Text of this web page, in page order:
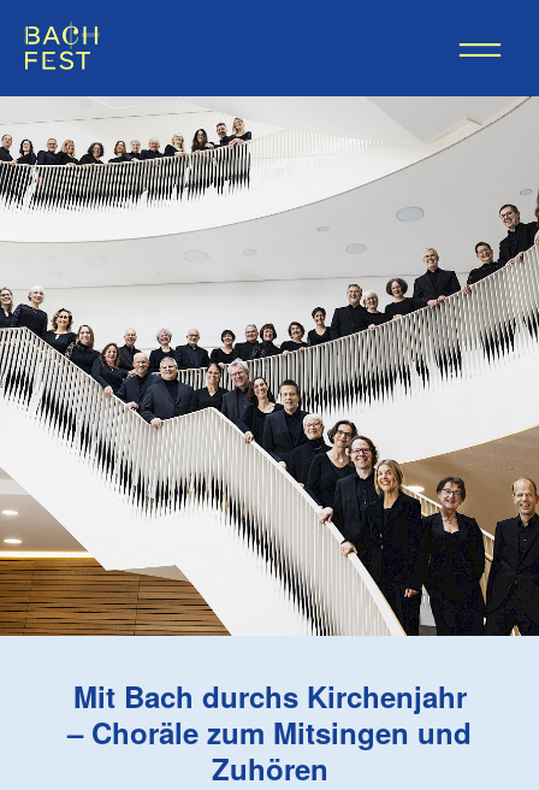
Mit Bach durchs Kirchenjahr
– Choräle zum Mitsingen und
Zuhören